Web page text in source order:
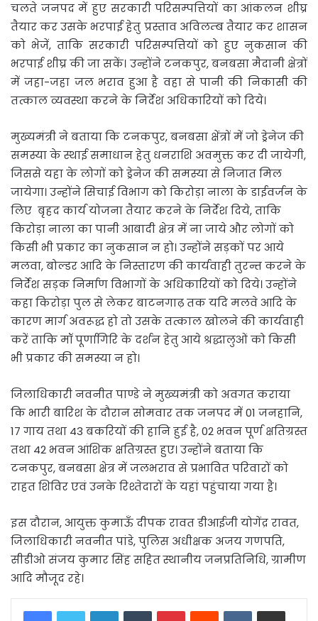
चलते जनपद में हुए सरकारी परिसम्पत्तियों का आंकलन शीघ्र
तैयार कर उसके भरपाई हेतु प्रस्ताव अविलम्ब तैयार कर शासन
को भेजें, ताकि सरकारी परिसम्पत्तियों को हुए नुकसान की
भरपाई शीघ्र की जा सकें। उन्होंने टनकपुर, बनबसा मैदानी क्षेत्रों
में जहा-जहा जल भराव हुआ है वहा से पानी की निकासी की
तत्काल व्यवस्था करने के निर्देश अधिकारियों को दिये।
मुख्यमंत्री ने बताया कि टनकपुर, बनबसा क्षेंत्रों में जो ड्रेनेज की
समस्या के स्थाई समाधान हेतु धनराशि अवमुक्त कर दी जायेगी,
जिससे यहा के लोगों को ड्रेनेज की समस्या से निजात मिल
जायेगा। उन्होंने सिचाई विभाग को किरोड़ा नाला के डाईवर्जन के
लिए बृहद कार्य योजना तैयार करने के निर्देश दिये, ताकि
किरोड़ा नाला का पानी आबादी क्षेत्र में ना जाये और लोगों को
किसी भी प्रकार का नुकसान न हो। उन्होंने सड़कों पर आये
मलवा, बोल्डर आदि के निस्तारण की कार्यवाही तुरन्त करने के
निर्देश सड़क निर्माण विभागों के अधिकारियों को दिये। उन्होंने
कहा किरोड़ा पुल से लेकर बाटनगाढ़ तक यदि मलवे आदि के
कारण मार्ग अवरूद्ध हो तो उसके तत्काल खोलने की कार्यवाही
करें ताकि मॉ पूर्णागिरि के दर्शन हेतु आये श्रद्धालुओं को किसी
भी प्रकार की समस्या न हो।
जिलाधिकारी नवनीत पाण्डे ने मुख्यमंत्री को अवगत कराया
कि भारी बारिश के दौरान सोमवार तक जनपद में 01 जनहानि,
17 गाय तथा 43 बकरियों की हानि हुई है, 02 भवन पूर्ण क्षतिग्रस्त
तथा 42 भवन आंशिक क्षतिग्रस्त हुए। उन्होंने बताया कि
टनकपुर, बनबसा क्षेत्र में जलभराव से प्रभावित परिवारों को
राहत शिविर एवं उनके रिश्तेदारों के यहां पहुंचाया गया है।
इस दौरान, आयुक्त कुमाऊँ दीपक रावत डीआईजी योगेंद्र रावत,
जिलाधिकारी नवनीत पांडे, पुलिस अधीक्षक अजय गणपति,
सीडीओ संजय कुमार सिंह सहित स्थानीय जनप्रतिनिधि, ग्रामीण
आदि मौजूद रहे।
LinkedInTumblrPinterestReddit VKontakteShare via Email